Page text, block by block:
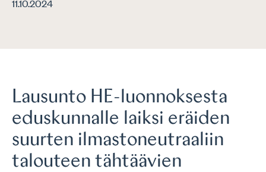
11.10.2024
Lausunto HE-luonnoksesta
eduskunnalle laiksi eräiden
suurten ilmastoneutraaliin
talouteen tähtäävien